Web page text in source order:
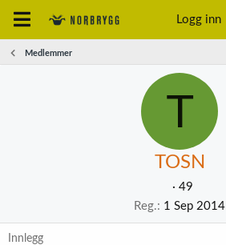
Logg inn
Medlemmer
T
TOSN
· 49
Reg.
1 Sep 2014
Innlegg